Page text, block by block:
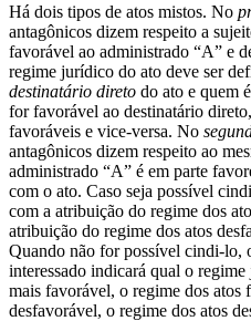
Há dois tipos de atos mistos. No
antagônicos dizem respeito a
favorável ao administrado “A” e
regime jurídico do ato deve ser
destinatário direto do ato e quem
for favorável ao destinatário
favoráveis e vice-versa. No
antagônicos dizem respeito ao
administrado “A” é em parte
com o ato. Caso seja possível
com a atribuição do regime dos
atribuição do regime dos atos
Quando não for possível cindi-lo,
interessado indicará qual o
mais favorável, o regime dos atos
desfavorável, o regime dos atos